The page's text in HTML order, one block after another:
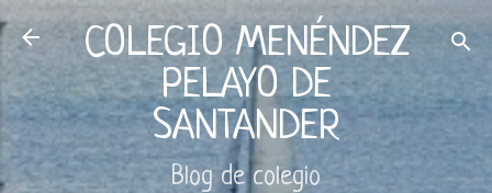
Ir al contenido principal
COLEGIO MENÉNDEZ
PELAYO DE
SANTANDER
Blog de colegio